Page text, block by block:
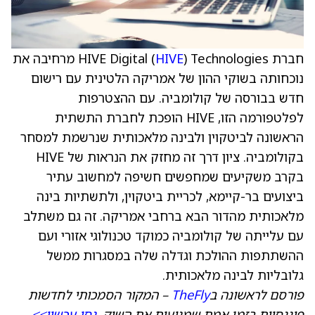
חברת HIVE Digital ( HIVE
) Technologies מרחיבה את
נוכחותה בשוקי ההון של אמריקה הלטינית עם רישום
חדש בבורסה של קולומביה. עם ההצטרפות
לפלטפורמה הזו, HIVE הופכת לחברת התשתית
הראשונה לביטקוין ולבינה מלאכותית שנרשמת למסחר
בקולומביה. ציון דרך זה מחזק את הנראות של HIVE
בקרב משקיעים שמחפשים חשיפה למחשוב עתיר
ביצועים בר-קיימא, לכריית ביטקוין, ולתשתיות בינה
מלאכותית מהדור הבא ברחבי אמריקה. זה גם משתלב
עם עלייתה של קולומביה כמוקד טכנולוגי אזורי ועם
ההשתתפות ההולכת וגדלה שלה במסגרות ממשל
גלובליות לבינה מלאכותית.
פורסם לראשונה בTheFly – המקור הסמכותי לחדשות